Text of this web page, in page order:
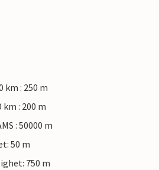
km : 250 m
: 200 m
: 50000 m
50 m
750 m